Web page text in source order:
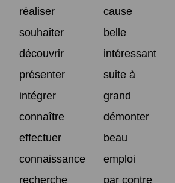
réaliser
cause
souhaiter
belle
découvrir
intéressant
présenter
suite à
intégrer
grand
connaître
démonter
effectuer
beau
connaissance
emploi
recherche
par contre